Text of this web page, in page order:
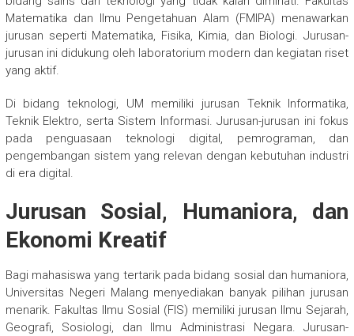
Matematika dan Ilmu Pengetahuan Alam (FMIPA) menawarkan
jurusan seperti Matematika, Fisika, Kimia, dan Biologi. Jurusan-
jurusan ini didukung oleh laboratorium modern dan kegiatan riset
yang aktif.
Di bidang teknologi, UM memiliki jurusan Teknik Informatika,
Teknik Elektro, serta Sistem Informasi. Jurusan-jurusan ini fokus
pada penguasaan teknologi digital, pemrograman, dan
pengembangan sistem yang relevan dengan kebutuhan industri
di era digital.
Jurusan Sosial, Humaniora, dan
Ekonomi Kreatif
Bagi mahasiswa yang tertarik pada bidang sosial dan humaniora,
Universitas Negeri Malang menyediakan banyak pilihan jurusan
menarik. Fakultas Ilmu Sosial (FIS) memiliki jurusan Ilmu Sejarah,
Geografi, Sosiologi, dan Ilmu Administrasi Negara. Jurusan-